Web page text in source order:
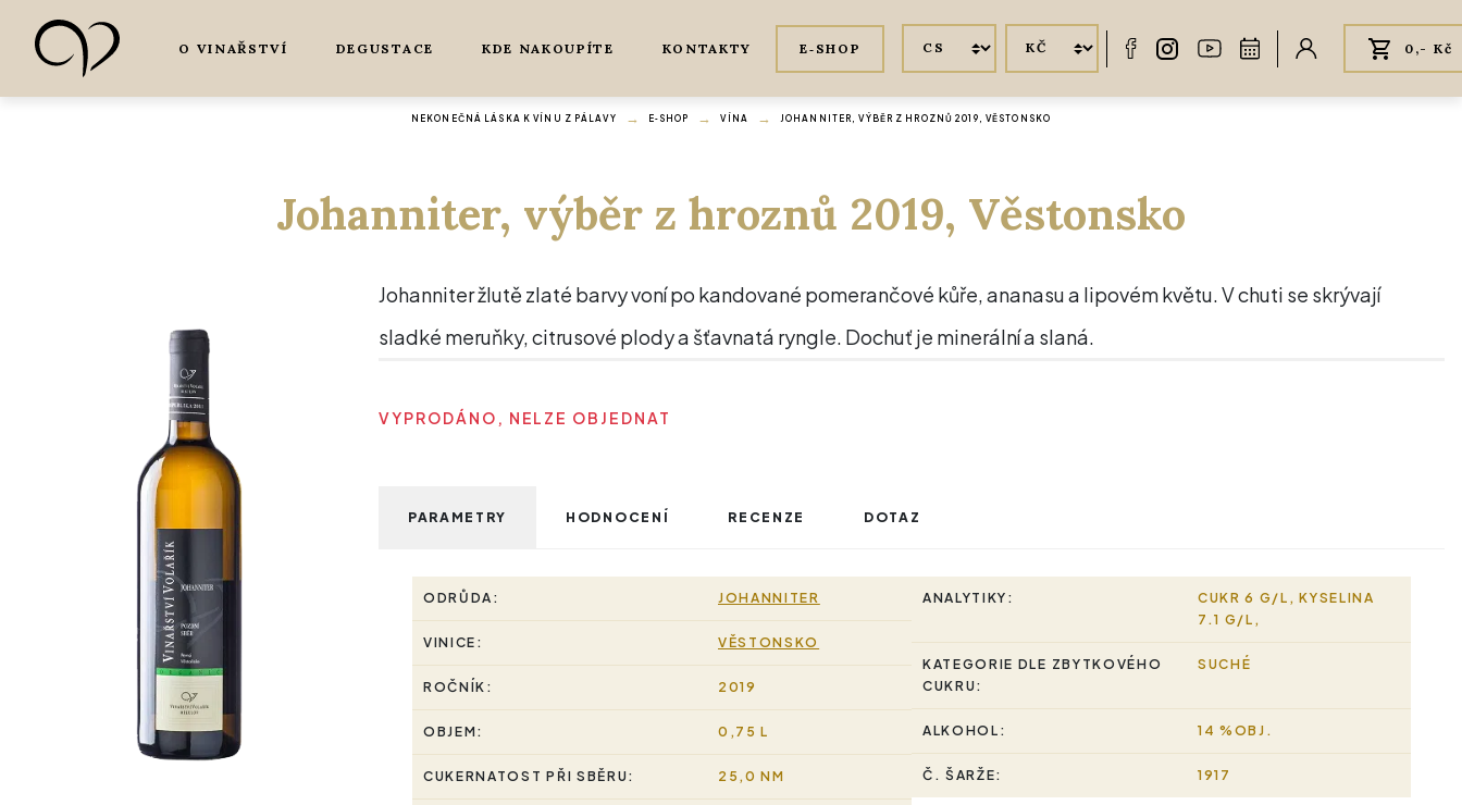
O VINAŘSTVÍ DEGUSTACE KDE NAKOUPÍTE KONTAKTY E‑SHOP 0,- Kč
NEKONEČNÁ LÁSKA K VÍNU Z PÁLAVY E‑SHOP VÍNA JOHANNITER, VÝBĚR Z HROZNŮ 2019, VĚSTONSKO
Johanniter, výběr z hroznů 2019, Věstonsko
Johanniter žlutě zlaté barvy voní po kandované pomerančové kůře, ananasu a lipovém květu. V chuti se skrývají
sladké meruňky, citrusové plody a šťavnatá ryngle. Dochuť je minerální a slaná.
VYPRODÁNO, NELZE OBJEDNAT
PARAMETRY HODNOCENÍ RECENZE DOTAZ
ODRŮDA: JOHANNITER
VINICE: VĚSTONSKO
ROČNÍK: 2019
OBJEM: 0,75 L
CUKERNATOST PŘI SBĚRU: 25,0 NM
ANALYTIKY:
CUKR 6 G/L, KYSELINA
7.1 G/L,
KATEGORIE DLE ZBYTKOVÉHO
CUKRU:
SUCHÉ
ALKOHOL: 14 %OBJ.
Č. ŠARŽE: 1917